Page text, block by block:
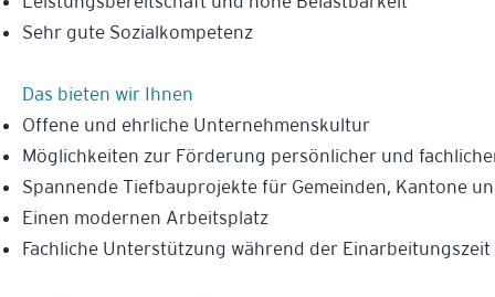
Sehr gute Sozialkompetenz
Das bieten wir Ihnen
Offene und ehrliche Unternehmenskultur
Möglichkeiten zur Förderung persönlicher und
Spannende Tiefbauprojekte für Gemeinden, Kantone
Einen modernen Arbeitsplatz
Fachliche Unterstützung während der Einarbeitungszeit